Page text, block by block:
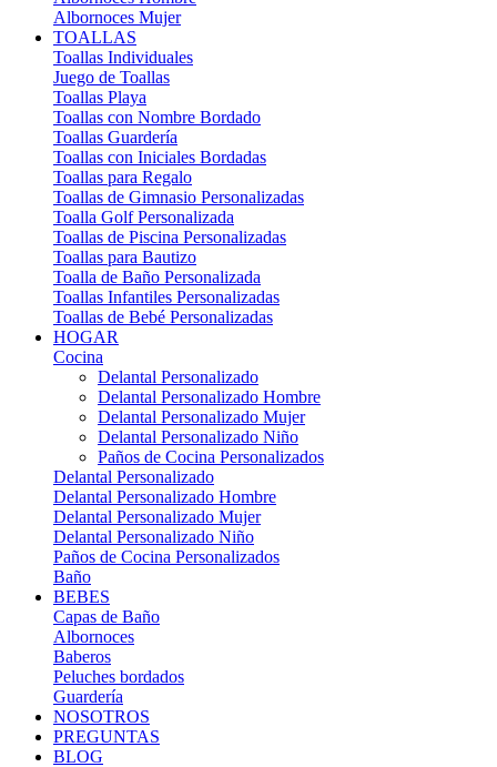
Albornoces Mujer
TOALLAS
Toallas Individuales
Juego de Toallas
Toallas Playa
Toallas con Nombre Bordado
Toallas Guardería
Toallas con Iniciales Bordadas
Toallas para Regalo
Toallas de Gimnasio Personalizadas
Toalla Golf Personalizada
Toallas de Piscina Personalizadas
Toallas para Bautizo
Toalla de Baño Personalizada
Toallas Infantiles Personalizadas
Toallas de Bebé Personalizadas
HOGAR
Cocina
Delantal Personalizado
Delantal Personalizado Hombre
Delantal Personalizado Mujer
Delantal Personalizado Niño
Paños de Cocina Personalizados
Delantal Personalizado
Delantal Personalizado Hombre
Delantal Personalizado Mujer
Delantal Personalizado Niño
Paños de Cocina Personalizados
Baño
BEBES
Capas de Baño
Albornoces
Baberos
Peluches bordados
Guardería
NOSOTROS
PREGUNTAS
BLOG